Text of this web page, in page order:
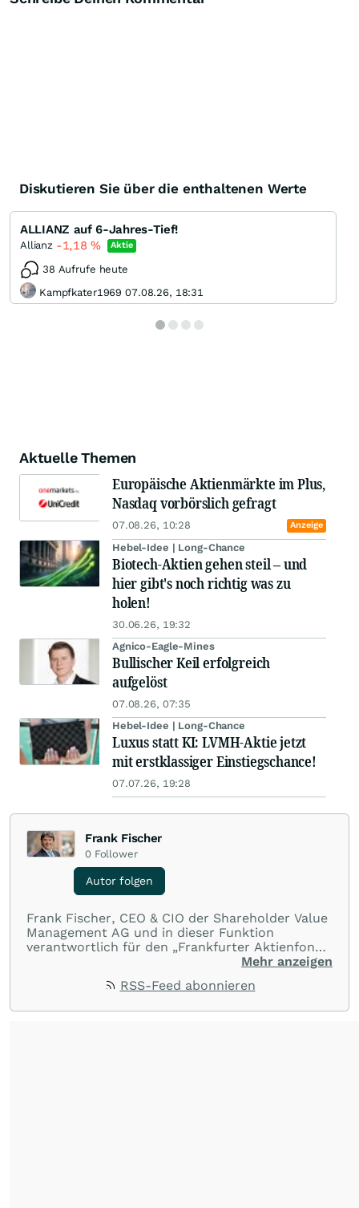
Diskutieren Sie über die enthaltenen Werte
ALLIANZ auf 6-Jahres-Tief!
Allianz -1,18% Aktie
38 Aufrufe heute
Kampfkater1969 07.08.26, 18:31
Aktuelle Themen
Europäische Aktienmärkte im Plus,
Nasdaq vorbörslich gefragt
07.08.26, 10:28 Anzeige
Hebel-Idee | Long-Chance
Biotech-Aktien gehen steil – und
hier gibt's noch richtig was zu
holen!
30.06.26, 19:32
Agnico-Eagle-Mines
Bullischer Keil erfolgreich
aufgelöst
07.08.26, 07:35
Hebel-Idee | Long-Chance
Luxus statt KI: LVMH-Aktie jetzt
mit erstklassiger Einstiegschance!
07.07.26, 19:28
Frank Fischer
0 Follower
Autor folgen
Frank Fischer, CEO & CIO der Shareholder Value
Management AG und in dieser Funktion
verantwortlich für den „Frankfurter Aktienfonds
für Stiftungen“, schreibt regelmäßig über die
Value-Investor hat Fischer langjährige Expertise
Mehr anzeigen
RSS-Feed abonnieren